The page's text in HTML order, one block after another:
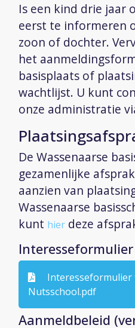
Is een kind drie jaar
eerst te informeren
zoon of dochter.
het
basisplaats of
wachtlijst. U kunt
onze administratie
De Wassenaarse
gezamenlijke
aanzien van
Wassenaarse
kunt hier deze
Interesseformulier
Nutsschool.pdf
Aanmeldbeleid